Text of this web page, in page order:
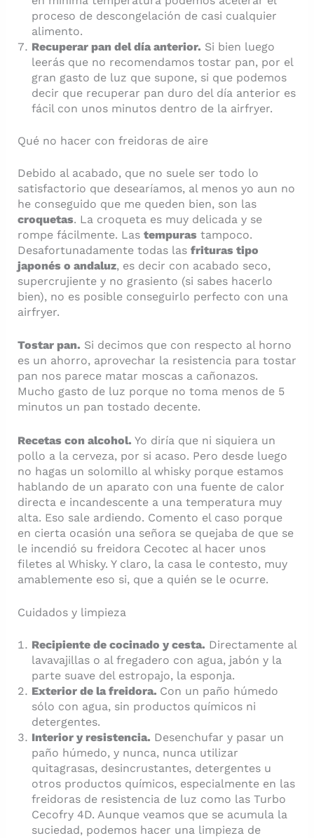
proceso de descongelación de casi cualquier
alimento.
Recuperar pan del día anterior. Si bien luego
leerás que no recomendamos tostar pan, por el
gran gasto de luz que supone, si que podemos
decir que recuperar pan duro del día anterior es
fácil con unos minutos dentro de la airfryer.
Qué no hacer con freidoras de aire
Debido al acabado, que no suele ser todo lo
satisfactorio que desearíamos, al menos yo aun no
he conseguido que me queden bien, son las
croquetas. La croqueta es muy delicada y se
rompe fácilmente. Las tempurastampoco.
Desafortunadamente todas las frituras tipo
japonés o andaluz, es decir con acabado seco,
supercrujiente y no grasiento (si sabes hacerlo
bien), no es posible conseguirlo perfecto con una
airfryer.
Tostar pan. Si decimos que con respecto al horno
es un ahorro, aprovechar la resistencia para tostar
pan nos parece matar moscas a cañonazos.
Mucho gasto de luz porque no toma menos de 5
minutos un pan tostado decente.
Recetas con alcohol. Yo diría que ni siquiera un
pollo a la cerveza, por si acaso. Pero desde luego
no hagas un solomillo al whisky porque estamos
hablando de un aparato con una fuente de calor
directa e incandescente a una temperatura muy
alta. Eso sale ardiendo. Comento el caso porque
en cierta ocasión una señora se quejaba de que se
le incendió su freidora Cecotec al hacer unos
filetes al Whisky. Y claro, la casa le contesto, muy
amablemente eso si, que a quién se le ocurre.
Cuidados y limpieza
Recipiente de cocinado y cesta. Directamente al
lavavajillas o al fregadero con agua, jabón y la
parte suave del estropajo, la esponja.
Exterior de la freidora. Con un paño húmedo
sólo con agua, sin productos químicos ni
detergentes.
Interior y resistencia. Desenchufar y pasar un
paño húmedo, y nunca, nunca utilizar
quitagrasas, desincrustantes, detergentes u
otros productos químicos, especialmente en las
freidoras de resistencia de luz como las Turbo
Cecofry 4D. Aunque veamos que se acumula la
suciedad, podemos hacer una limpieza de